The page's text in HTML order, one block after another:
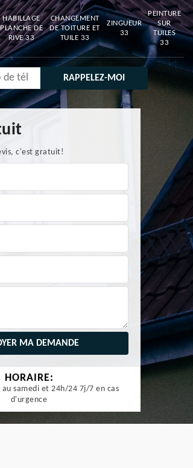
HABILLAGE
PLANCHE DE
RIVE 33
CHANGEMENT
DE TOITURE ET
TUILE 33
ZINGUEUR
33
PEINTURE
SUR
TUILES
33
c'est gratuit!
HORAIRE:
samedi et 24h/24 7j/7 en cas
d'urgence